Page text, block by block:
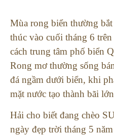
Mùa rong biển thường
thúc vào cuối tháng 6
cách trung tâm phố biển
Rong mơ thường sống
đá ngầm dưới biển, khi
mặt nước tạo thành bãi
Hải cho biết đang chèo
ngày đẹp trời tháng 5